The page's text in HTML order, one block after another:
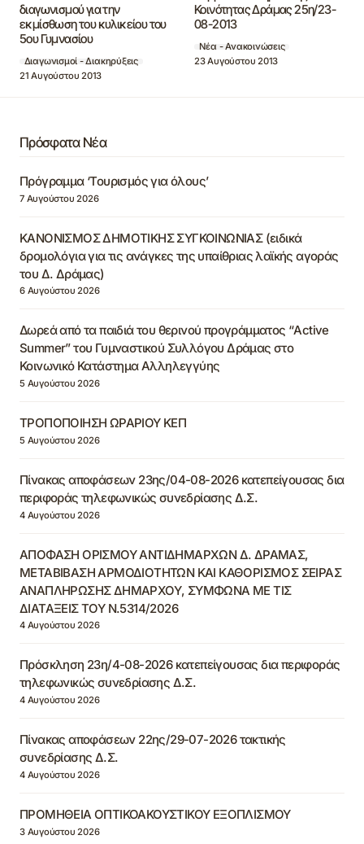
διαγωνισμού για την
εκμίσθωση του κυλικείου του
5ου Γυμνασίου
Διαγωνισμοί - Διακηρύξεις
21 Αυγούστου 2013
Κοινότητας Δράμας 25η/23-
08-2013
Νέα - Ανακοινώσεις
23 Αυγούστου 2013
Πρόσφατα Νέα
Πρόγραμμα ‘Τουρισμός για όλους’
7 Αυγούστου 2026
ΚΑΝΟΝΙΣΜΟΣ ΔΗΜΟΤΙΚΗΣ ΣΥΓΚΟΙΝΩΝΙΑΣ (ειδικά
δρομολόγια για τις ανάγκες της υπαίθριας λαϊκής αγοράς
του Δ. Δράμας)
6 Αυγούστου 2026
Δωρεά από τα παιδιά του θερινού προγράμματος “Active
Summer” του Γυμναστικού Συλλόγου Δράμας στο
Κοινωνικό Κατάστημα Αλληλεγγύης
5 Αυγούστου 2026
ΤΡΟΠΟΠΟΙΗΣΗ ΩΡΑΡΙΟΥ ΚΕΠ
5 Αυγούστου 2026
Πίνακας αποφάσεων 23ης/04-08-2026 κατεπείγουσας δια
περιφοράς τηλεφωνικώς συνεδρίασης Δ.Σ.
4 Αυγούστου 2026
ΑΠΟΦΑΣΗ ΟΡΙΣΜΟΥ ΑΝΤΙΔΗΜΑΡΧΩΝ Δ. ΔΡΑΜΑΣ,
ΜΕΤΑΒΙΒΑΣΗ ΑΡΜΟΔΙΟΤΗΤΩΝ ΚΑΙ ΚΑΘΟΡΙΣΜΟΣ ΣΕΙΡΑΣ
ΑΝΑΠΛΗΡΩΣΗΣ ΔΗΜΑΡΧΟΥ, ΣΥΜΦΩΝΑ ΜΕ ΤΙΣ
ΔΙΑΤΑΞΕΙΣ ΤΟΥ Ν.5314/2026
4 Αυγούστου 2026
Πρόσκληση 23η/4-08-2026 κατεπείγουσας δια περιφοράς
τηλεφωνικώς συνεδρίασης Δ.Σ.
4 Αυγούστου 2026
Πίνακας αποφάσεων 22ης/29-07-2026 τακτικής
συνεδρίασης Δ.Σ.
4 Αυγούστου 2026
ΠΡΟΜΗΘΕΙΑ ΟΠΤΙΚΟΑΚΟΥΣΤΙΚΟΥ ΕΞΟΠΛΙΣΜΟΥ
3 Αυγούστου 2026